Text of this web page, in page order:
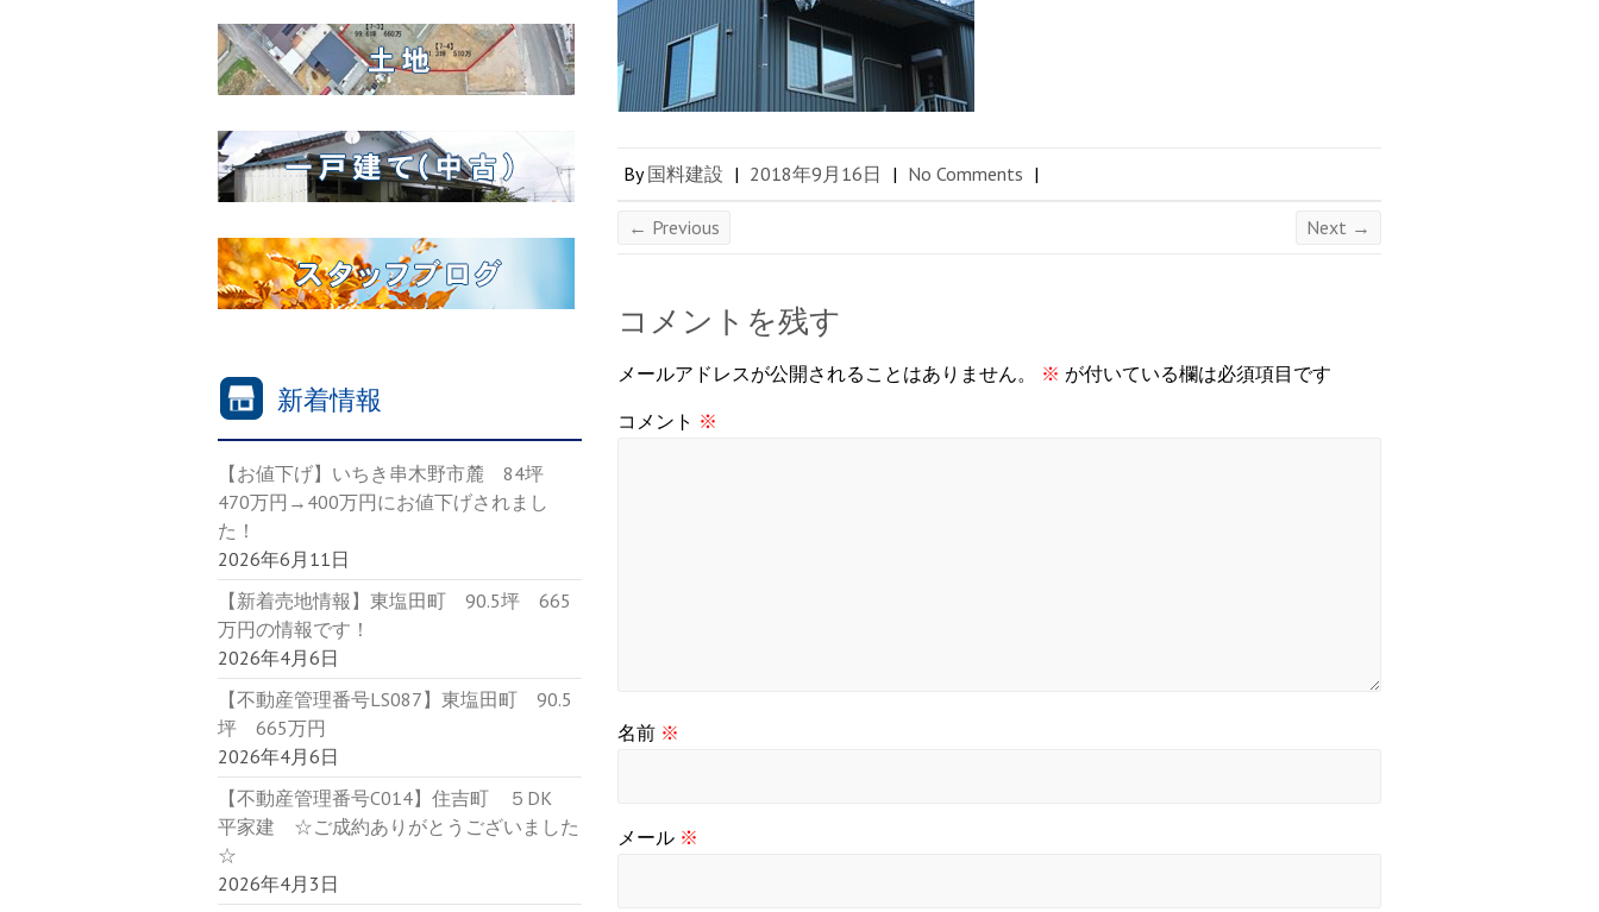
By国料建設 | 2018年9月16日 | No Comments |
← Previous Next →
コメントを残す
メールアドレスが公開されることはありません。 ※ が付いている欄は必須項目です
コメント ※
名前 ※
メール ※
新着情報
【お値下げ】いちき串木野市麓 84坪
470万円→400万円にお値下げされまし
た！
2026年6月11日
【新着売地情報】東塩田町 90.5坪 665
万円の情報です！
2026年4月6日
【不動産管理番号LS087】東塩田町 90.5
坪 665万円
2026年4月6日
【不動産管理番号C014】住吉町 ５DK
平家建 ☆ご成約ありがとうございました
☆
2026年4月3日